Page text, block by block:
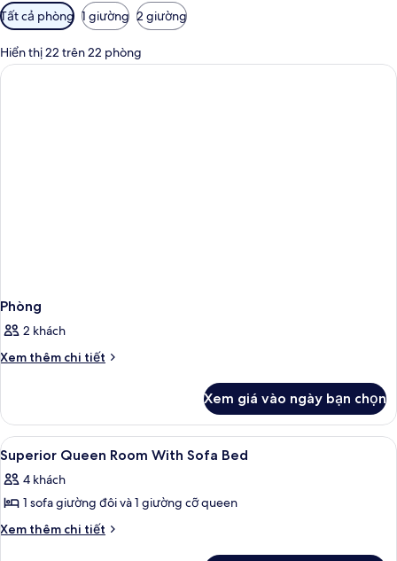
Bộ
lọc
có
thể
Tất cả phòng 1 giường 2 giường
Hiển thị 22 trên 22 phòng
Phòng
2 khách
Xem thêm chi tiết
Chi
Phòng
Xem giá vào ngày bạn chọn
Xem
tất
cả
ảnh
Superior
Bộ đồ giường kháng dị ứng, két bảo
13
Superior Queen Room With Sofa Bed
4 khách
1 sofa giường đôi và 1 giường cỡ queen
Xem thêm chi tiết
Chi